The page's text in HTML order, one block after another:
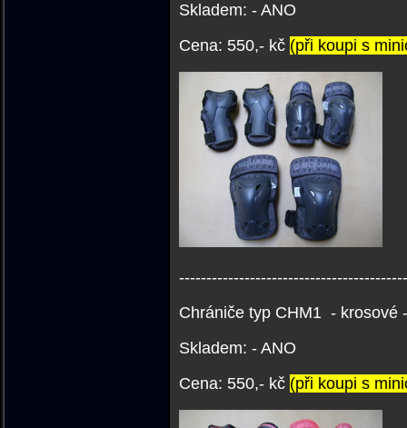
Skladem: - ANO
Cena: 550,- kč (při koupi s
Chrániče typ CHM1 - krosové
Skladem: - ANO
Cena: 550,- kč (při koupi s